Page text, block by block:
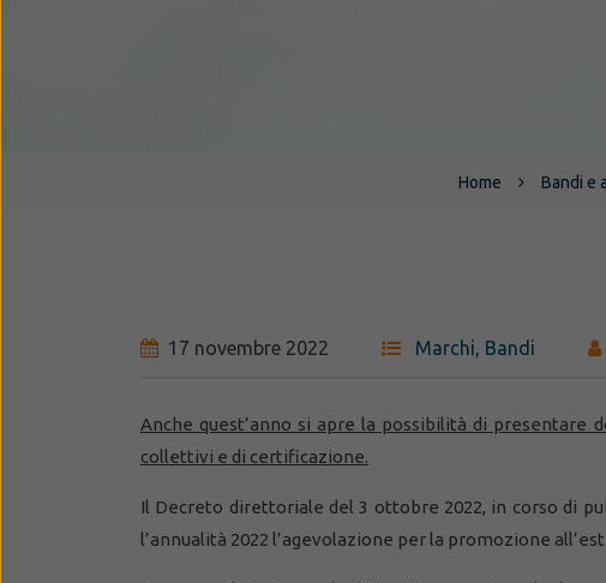
Home Bandi e
17 novembre 2022 Marchi, Bandi
Anche quest’anno si apre la possibilità di
collettivi e di certificazione.
Il Decreto direttoriale del 3 ottobre 2022, in corso di
l’annualità 2022 l’agevolazione per la promozione